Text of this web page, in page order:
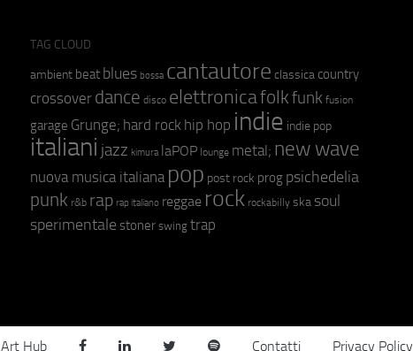
TAG CLOUD
ambient beat blues bossa cantautore classica country
crossover dance disco elettronicafolkfunk fusion
garage Grunge; hard rock hip hop indie indie pop
italiani jazz kimura laPOP lounge metal; new wave
nuova musica italiana pop post rock prog psichedelia
punk r&b rap rap italiano reggae rock rockabilly ska soul
sperimentale stoner swing trap
Art Hub Contatti Privacy Policy